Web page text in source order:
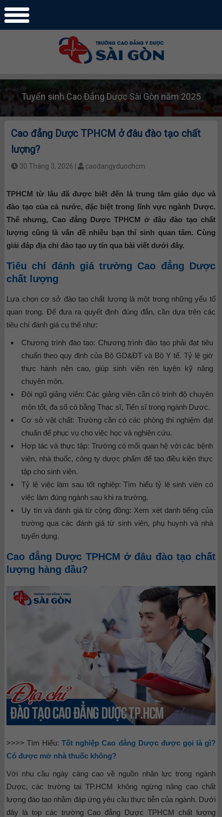
Tuyển sinh Cao Đẳng Dược Sài Gòn năm 2025
Cao đẳng Dược TPHCM ở đâu đào tạo chất
lượng?
30 Tháng 3, 2026 | caodangyduochcm
TPHCM từ lâu đã được biết đến là trung tâm giáo dục và
đào tạo của cả nước, đặc biệt trong lĩnh vực ngành Dược.
Thế nhưng, Cao đẳng Dược TPHCM ở đâu đào tạo chất
lượng cũng là vấn đề nhiều bạn thí sinh quan tâm. Cùng
giải đáp địa chỉ đào tạo uy tín qua bài viết dưới đây.
Tiêu chí đánh giá trường Cao đẳng Dược
chất lượng
Lựa chọn cơ sở đào tạo chất lượng là một trong những yếu tố
quan trọng. Để đưa ra quyết định đúng đắn, cần dựa trên các
tiêu chí đánh giá cụ thể như:
Chương trình đào tạo: Chương trình đào tạo phải đạt tiêu
chuẩn theo quy định của Bộ GD&ĐT và Bộ Y tế. Tỷ lệ giờ
thực hành nên cao, giúp sinh viên rèn luyện kỹ năng
chuyên môn.
Đội ngũ giảng viên: Các giảng viên cần có trình độ chuyên
môn tốt, đa số có bằng Thạc sĩ, Tiến sĩ trong ngành Dược.
Cơ sở vật chất: Trường cần có các phòng thí nghiệm đạt
chuẩn để phục vụ cho việc học và nghiên cứu.
Hợp tác và thực tập: Trường có mối quan hệ với các bệnh
viện, nhà thuốc, công ty dược phẩm để tạo điều kiện thực
tập cho sinh viên.
Tỷ lệ việc làm sau tốt nghiệp: Tìm hiểu tỷ lệ sinh viên có
việc làm đúng ngành sau khi ra trường.
Uy tín và đánh giá từ cộng đồng: Xem xét danh tiếng của
trường qua các đánh giá từ sinh viên, phụ huynh và nhà
tuyển dụng.
Cao đẳng Dược TPHCM ở đâu đào tạo chất
lượng hàng đầu?
>>>> Tìm Hiểu:Tốt nghiệp Cao đẳng Dược được gọi là gì?
Có được mở nhà thuốc không?
Với nhu cầu ngày càng cao về nguồn nhân lực trong ngành
Dược, các trường tại TP.HCM không ngừng nâng cao chất
lượng đào tạo nhằm đáp ứng yêu cầu thực tiễn của ngành. Dưới
đây là top các trường Cao đẳng Dược TPHCM chất lượng